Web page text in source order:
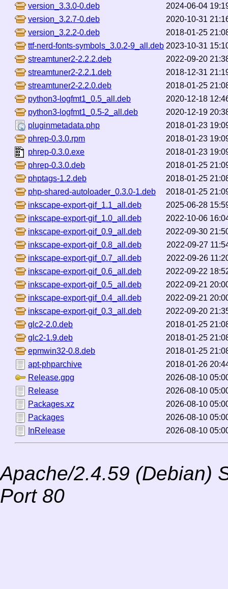
version_3.3.0-0.deb
2024-06-04
version_3.2.7-0.deb
2020-10-31
version_3.2.2-0.deb
2018-01-25
ttf-nerd-fonts-symbols_3.0.2-9_all.deb 2023-10-31
streamtuner2-2.2.2.deb
2022-09-20
streamtuner2-2.2.1.deb
2018-12-31
streamtuner2-2.2.0.deb
2018-01-25
python3-logfmt1_0.5_all.deb
2020-12-18
python3-logfmt1_0.5-2_all.deb
2020-12-19
pluginmetadata.php
2018-01-23
phrep-0.3.0.rpm
2018-01-23
phrep-0.3.0.exe
2018-01-23
phrep-0.3.0.deb
2018-01-25
phptags-1.2.deb
2018-01-25
php-shared-autoloader_0.3.0-1.deb
2018-01-25
inkscape-export-gif_1.1_all.deb
2025-06-28
inkscape-export-gif_1.0_all.deb
2022-10-06
inkscape-export-gif_0.9_all.deb
2022-09-30
inkscape-export-gif_0.8_all.deb
2022-09-27
inkscape-export-gif_0.7_all.deb
2022-09-26
inkscape-export-gif_0.6_all.deb
2022-09-22
inkscape-export-gif_0.5_all.deb
2022-09-21
inkscape-export-gif_0.4_all.deb
2022-09-21
inkscape-export-gif_0.3_all.deb
2022-09-20
glc2-2.0.deb
2018-01-25
glc2-1.9.deb
2018-01-25
epmwin32-0.8.deb
2018-01-25
apt-phparchive
2018-01-26
Release.gpg
2026-08-10
Release
2026-08-10
Packages.xz
2026-08-10
Packages
2026-08-10
InRelease
2026-08-10
Apache/2.4.59 (Debian)
Port 80